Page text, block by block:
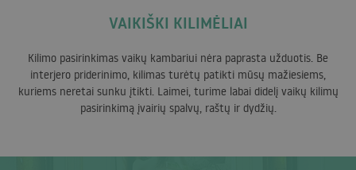
VAIKIŠKI KILIMĖLIAI
Kilimo pasirinkimas vaikų kambariui nėra paprasta užduotis. Be
interjero priderinimo, kilimas turėtų patikti mūsų mažiesiems,
kuriems neretai sunku įtikti. Laimei, turime labai didelį vaikų kilimų
pasirinkimą įvairių spalvų, raštų ir dydžių.